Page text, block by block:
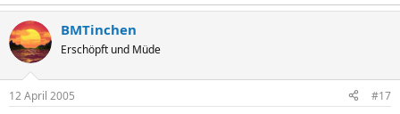
BMTinchen
Erschöpft und Müde
12 April 2005 #17